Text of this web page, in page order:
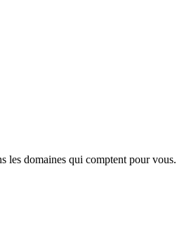
les domaines qui comptent pour vous.